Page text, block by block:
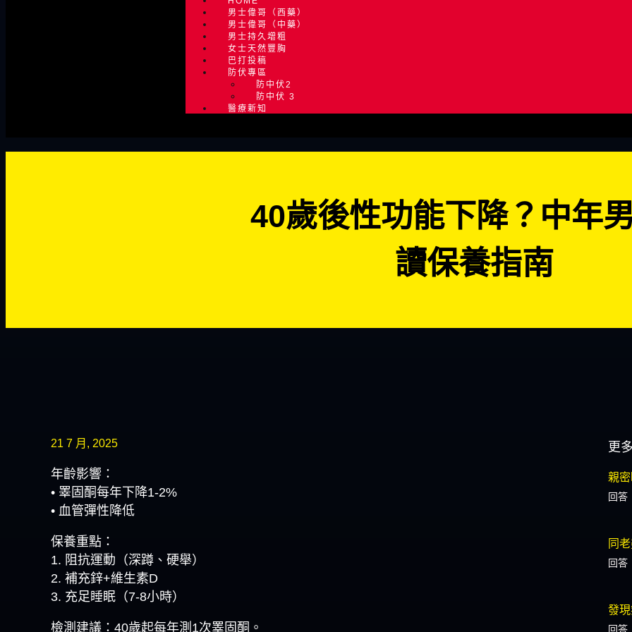
男士偉哥（西藥）
男士偉哥（中藥）
男士持久增粗
女士天然豐胸
巴打投稿
防伏專區
防中伏2
防中伏 3
醫療新知
40歲後性功能下降？中年
讀保養指南
21 7 月, 2025
年齡影響：
• 睪固酮每年下降1-2%
• 血管彈性降低
保養重點：
1. 阻抗運動（深蹲、硬舉）
2. 補充鋅+維生素D
3. 充足睡眠（7-8小時）
檢測建議：40歲起每年測1次睪固酮。
更
親
回答
同
回答
發
回答